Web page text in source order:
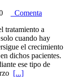
Comenta
tratamiento a
cuando hay
el crecimiento
dichos pacientes.
ese tipo de
[...]